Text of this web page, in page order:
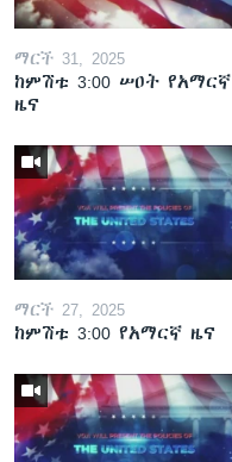
ማርች 31, 2025
ከምሽቱ 3:00 ሠዐት የአማርኛ
ዜና
ማርች 27, 2025
ከምሽቱ 3:00 የአማርኛ ዜና